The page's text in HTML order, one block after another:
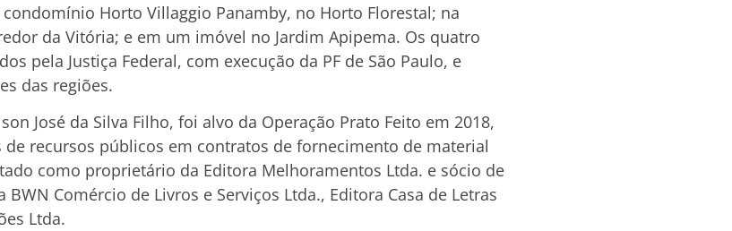
Horto Villaggio Panamby, no Horto Florestal; na
da Vitória; e em um imóvel no Jardim Apipema. Os quatro
pela Justiça Federal, com execução da PF de São Paulo, e
das regiões.
José da Silva Filho, foi alvo da Operação Prato Feito em 2018,
de recursos públicos em contratos de fornecimento de material
como proprietário da Editora Melhoramentos Ltda. e sócio de
Comércio de Livros e Serviços Ltda., Editora Casa de Letras
Ltda.